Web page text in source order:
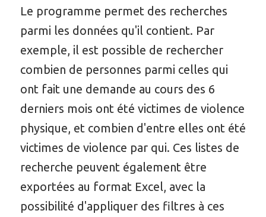
Le programme permet des recherches
parmi les données qu'il contient. Par
exemple, il est possible de rechercher
combien de personnes parmi celles qui
ont fait une demande au cours des 6
derniers mois ont été victimes de violence
physique, et combien d'entre elles ont été
victimes de violence par qui. Ces listes de
recherche peuvent également être
exportées au format Excel, avec la
possibilité d'appliquer des filtres à ces